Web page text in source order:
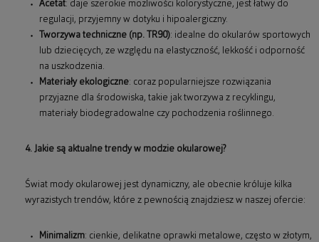
Acetat: daje szerokie możliwości kolorystyczne, jest łatwy do
regulacji, przyjemny w dotyku i hipoalergiczny.
Tworzywa techniczne (np. TR90): idealne do okularów sportowych
lub dziecięcych, ze względu na elastyczność, lekkość i odporność
na uszkodzenia.
Materiały ekologiczne: coraz popularniejsze rozwiązania
przyjazne dla środowiska, takie jak tworzywa z recyklingu,
materiały biodegradowalne czy pochodzenia roślinnego.
4. Jakie są aktualne trendy w modzie okularowej?
Świat mody okularowej jest dynamiczny, ale obecnie króluje kilka
wyrazistych trendów, które z pewnością znajdziesz w naszej ofercie:
Minimalizm: cienkie, delikatne oprawki metalowe, często w złotym,